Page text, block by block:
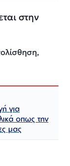
στην
για
οπως την
μας